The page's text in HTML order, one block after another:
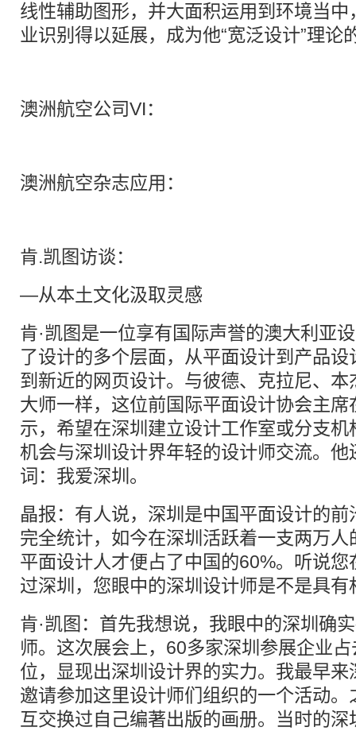
线性辅助图形，并大面积运用到环境当
业识别得以延展，成为他“宽泛设计”理论
澳洲航空公司VI：
澳洲航空杂志应用：
肯.凯图访谈：
—从本土文化汲取灵感
肯·凯图是一位享有国际声誉的澳大利亚
了设计的多个层面，从平面设计到产品
到新近的网页设计。与彼德、克拉尼、本
大师一样，这位前国际平面设计协会主
示，希望在深圳建立设计工作室或分支
机会与深圳设计界年轻的设计师交流。
词：我爱深圳。
晶报：有人说，深圳是中国平面设计的
完全统计，如今在深圳活跃着一支两万
平面设计人才便占了中国的60%。听说
过深圳，您眼中的深圳设计师是不是具有
肯·凯图：首先我想说，我眼中的深圳确
师。这次展会上，60多家深圳参展企业
位，显现出深圳设计界的实力。我最早
邀请参加这里设计师们组织的一个活动
互交换过自己编著出版的画册。当时的